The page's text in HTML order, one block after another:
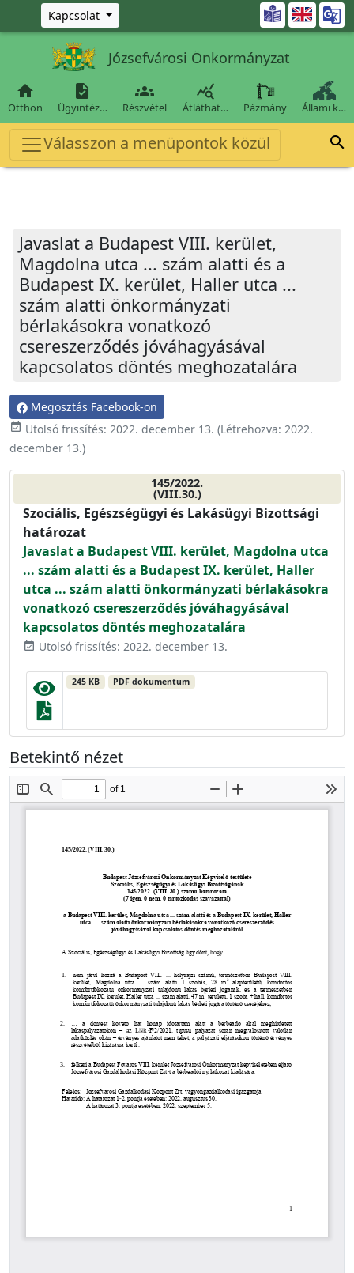
Ugrás a fő tartalomra
Kapcsolat 
Józsefvárosi Önkormányzat

Otthon

Ügyintéz…

Részvétel

Átláthat… Pázmány Állami k…
Válasszon a menüpontok közül 
Javaslat a Budapest VIII. kerület,
Magdolna utca ... szám alatti és a
Budapest IX. kerület, Haller utca ...
szám alatti önkormányzati
bérlakásokra vonatkozó
csereszerződés jóváhagyásával
kapcsolatos döntés meghozatalára
Megosztás Facebook-on
event_available Utolsó frissítés: 2022. december 13. (Létrehozva: 2022.
december 13.)
145/2022.
(VIII.30.)
Szociális, Egészségügyi és Lakásügyi Bizottsági
határozat
Javaslat a Budapest VIII. kerület, Magdolna utca
... szám alatti és a Budapest IX. kerület, Haller
utca ... szám alatti önkormányzati bérlakásokra
vonatkozó csereszerződés jóváhagyásával
kapcsolatos döntés meghozatalára
event_available Utolsó frissítés: 2022. december 13.
245 KB PDF dokumentum
Betekintő nézet